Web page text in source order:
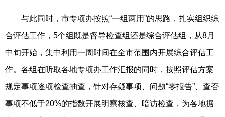
与此同时，市专项办按照“一组两用”的思路，扎实组织综
合评估工作，5个组既是督导检查组还是综合评估组，从8月
中旬开始，集中利用一周时间在全市范围内开展综合评估工
作。各组在听取各地专项办工作汇报的同时，按照评估方案
规定事项逐项检查抽查，针对存疑事项、问题“零报告”、查否
事项不低于20%的指数开展明察核查、暗访检查，为各地据